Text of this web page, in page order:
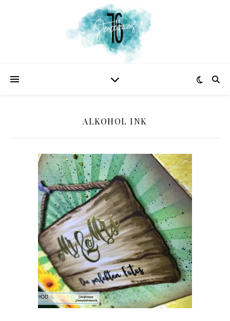
ALKOHOL INK